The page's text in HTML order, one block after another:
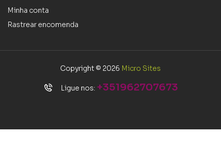
Minha conta
Rastrear encomenda
Copyright © 2026 Micro Sites
Ligue nos: +351962707673